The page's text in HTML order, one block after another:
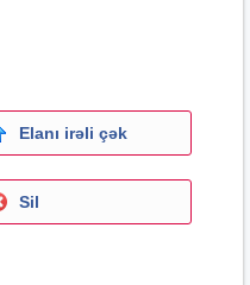
Elanı irəli çək
Sil